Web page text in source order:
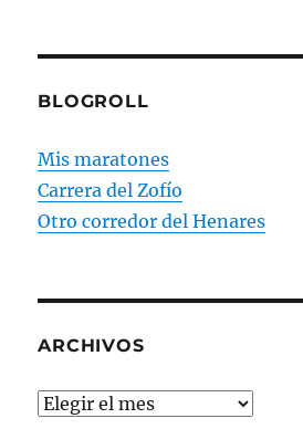
BLOGROLL
Mis maratones
Carrera del Zofío
Otro corredor del Henares
ARCHIVOS
Archivos